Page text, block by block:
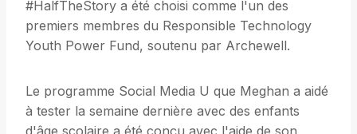
#HalfTheStory a été choisi comme l'un des
premiers membres du Responsible Technology
Youth Power Fund, soutenu par Archewell.
Le programme Social Media U que Meghan a aidé
à tester la semaine dernière avec des enfants